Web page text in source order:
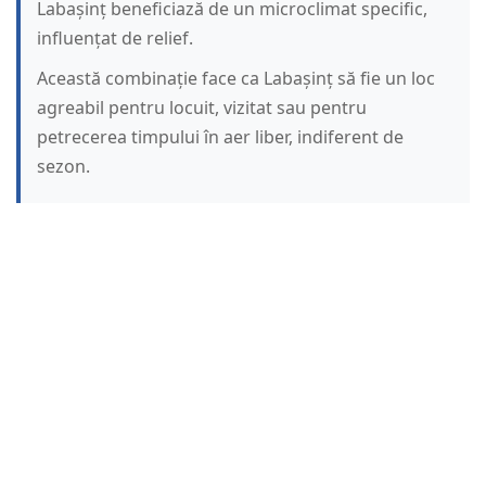
Labașinț beneficiază de un microclimat specific,
influențat de relief.
Această combinație face ca Labașinț să fie un loc
agreabil pentru locuit, vizitat sau pentru
petrecerea timpului în aer liber, indiferent de
sezon.